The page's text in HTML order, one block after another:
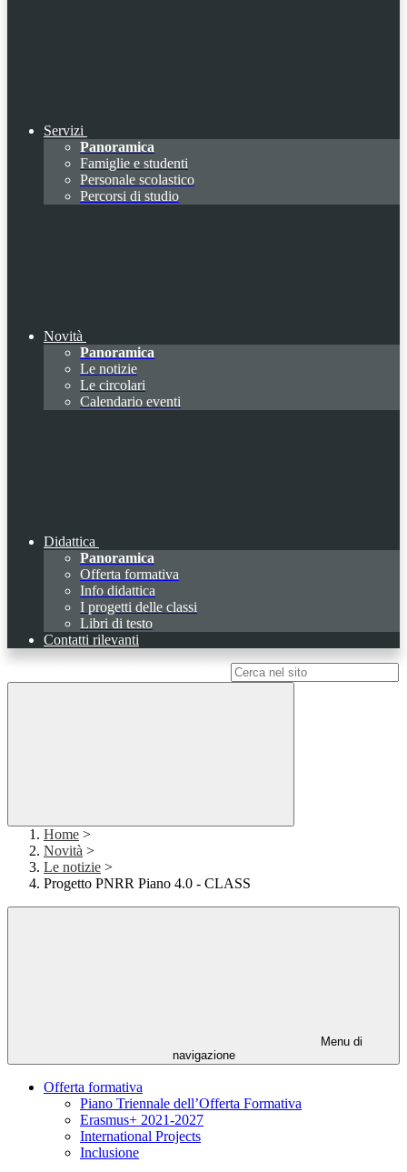
Servizi
Panoramica
Famiglie e studenti
Personale scolastico
Percorsi di studio
Novità
Panoramica
Le notizie
Le circolari
Calendario eventi
Didattica
Panoramica
Offerta formativa
Info didattica
I progetti delle classi
Libri di testo
Contatti rilevanti
Home >
Novità >
Le notizie >
Progetto PNRR Piano 4.0 - CLASS
Menu di
navigazione
Offerta formativa
Piano Triennale dell’Offerta Formativa
Erasmus+ 2021-2027
International Projects
Inclusione